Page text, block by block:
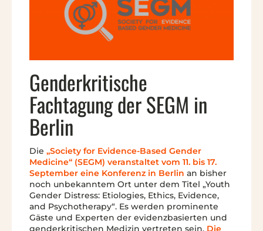
Genderkritische
Fachtagung der SEGM in
Berlin
Die „Society for Evidence-Based Gender
Medicine“ (SEGM) veranstaltet vom 11. bis 17.
September eine Konferenz in Berlin an bisher
noch unbekanntem Ort unter dem Titel „Youth
Gender Distress: Etiologies, Ethics, Evidence,
and Psychotherapy“. Es werden prominente
Gäste und Experten der evidenzbasierten und
genderkritischen Medizin vertreten sein. Die